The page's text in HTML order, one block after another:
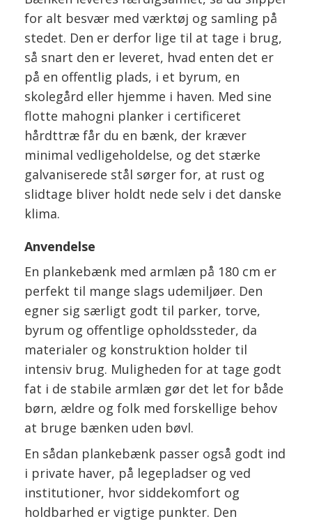
for alt besvær med værktøj og samling på
stedet. Den er derfor lige til at tage i brug,
så snart den er leveret, hvad enten det er
på en offentlig plads, i et byrum, en
skolegård eller hjemme i haven. Med sine
flotte mahogni planker i certificeret
hårdttræ får du en bænk, der kræver
minimal vedligeholdelse, og det stærke
galvaniserede stål sørger for, at rust og
slidtage bliver holdt nede selv i det danske
klima.
Anvendelse
En plankebænk med armlæn på 180 cm er
perfekt til mange slags udemiljøer. Den
egner sig særligt godt til parker, torve,
byrum og offentlige opholdssteder, da
materialer og konstruktion holder til
intensiv brug. Muligheden for at tage godt
fat i de stabile armlæn gør det let for både
børn, ældre og folk med forskellige behov
at bruge bænken uden bøvl.
En sådan plankebænk passer også godt ind
i private haver, på legepladser og ved
institutioner, hvor siddekomfort og
holdbarhed er vigtige punkter. Den